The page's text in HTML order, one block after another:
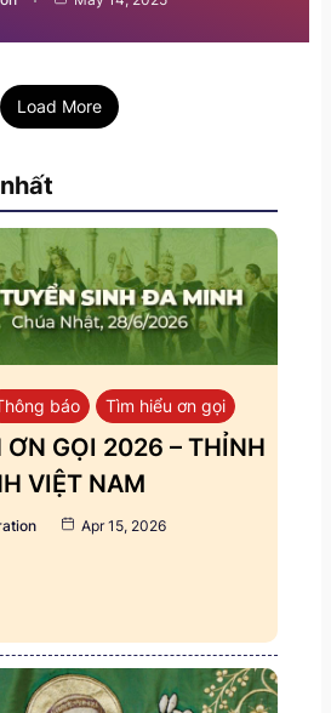
Load More
báo Tìm hiểu ơn gọi
ƠN GỌI 2026 – THỈNH
VIỆT NAM
Apr 15, 2026